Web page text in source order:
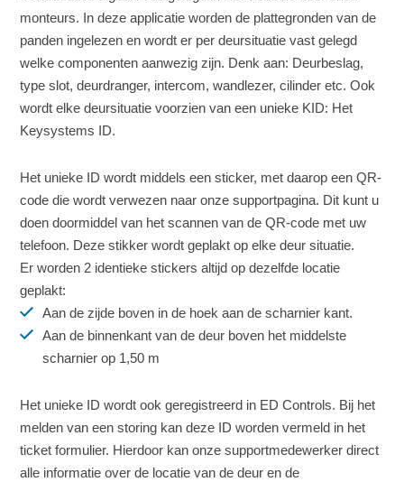
monteurs. In deze applicatie worden de plattegronden van de
panden ingelezen en wordt er per deursituatie vast gelegd
welke componenten aanwezig zijn. Denk aan: Deurbeslag,
type slot, deurdranger, intercom, wandlezer, cilinder etc. Ook
wordt elke deursituatie voorzien van een unieke KID: Het
Keysystems ID.
Het unieke ID wordt middels een sticker, met daarop een QR-
code die wordt verwezen naar onze supportpagina. Dit kunt u
doen doormiddel van het scannen van de QR-code met uw
telefoon. Deze stikker wordt geplakt op elke deur situatie.
Er worden 2 identieke stickers altijd op dezelfde locatie
geplakt:
Aan de zijde boven in de hoek aan de scharnier kant.
Aan de binnenkant van de deur boven het middelste
scharnier op 1,50 m
Het unieke ID wordt ook geregistreerd in ED Controls. Bij het
melden van een storing kan deze ID worden vermeld in het
ticket formulier. Hierdoor kan onze supportmedewerker direct
alle informatie over de locatie van de deur en de